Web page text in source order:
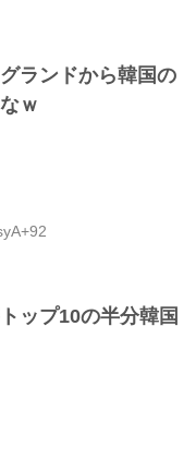
ランドから韓国の
ｗ
ップ10の半分韓国